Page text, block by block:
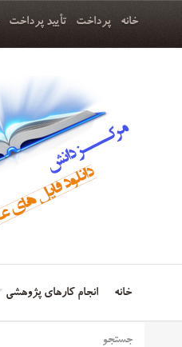
خانه پرداخت تأیید پرداخت
خانه انجام کارهای پژوهشی
جستجو